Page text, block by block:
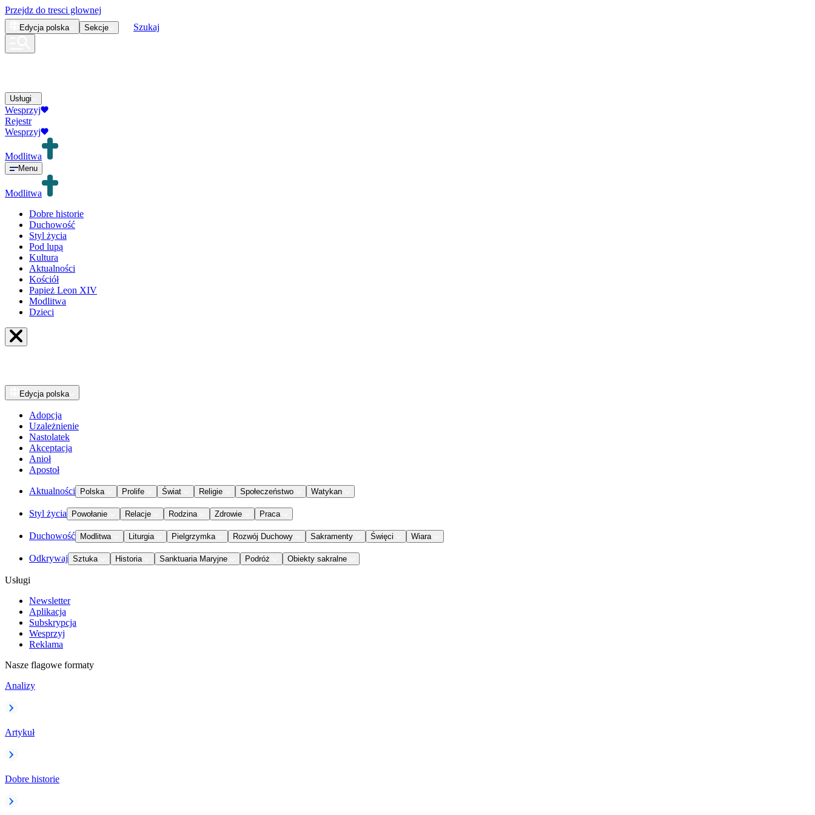
Przejdz do tresci glownej
Edycja polska Sekcje Szukaj
Usługi
Wesprzyj
Rejestr
Wesprzyj
Modlitwa
Menu
Modlitwa
Dobre historie
Duchowość
Styl życia
Pod lupą
Kultura
Aktualności
Kościół
Papież Leon XIV
Modlitwa
Dzieci
Edycja polska
Adopcja
Uzależnienie
Nastolatek
Akceptacja
Anioł
Apostoł
Aktualności Polska Prolife Świat Religie Społeczeństwo Watykan
Styl życia Powołanie Relacje Rodzina Zdrowie Praca
Duchowość Modlitwa Liturgia Pielgrzymka Rozwój Duchowy Sakramenty Święci Wiara
Odkrywaj Sztuka Historia Sanktuaria Maryjne Podróż Obiekty sakralne
Usługi
Newsletter
Aplikacja
Subskrypcja
Wesprzyj
Reklama
Nasze flagowe formaty
Analizy
Artykuł
Dobre historie